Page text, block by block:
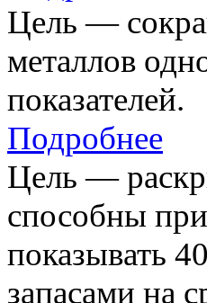
Цель —
металлов
показателей.
Подробнее
Цель —
способны
показывать
запасами на